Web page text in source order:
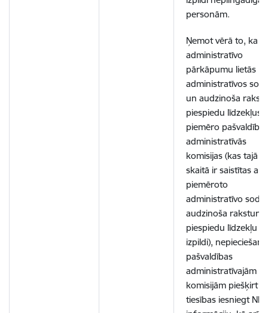
personām.
Ņemot vērā to, ka
administratīvo
pārkāpumu lietās
administratīvos
un audzinoša
piespiedu līdzekļus
piemēro pašvaldības
administratīvās
komisijas (kas tajā
skaitā ir saistītas arī
piemēroto
administratīvo sodu
audzinoša rakstura
piespiedu līdzekļu
izpildi),
pašvaldības
administratīvajām
komisijām piešķirt
tiesības iesniegt